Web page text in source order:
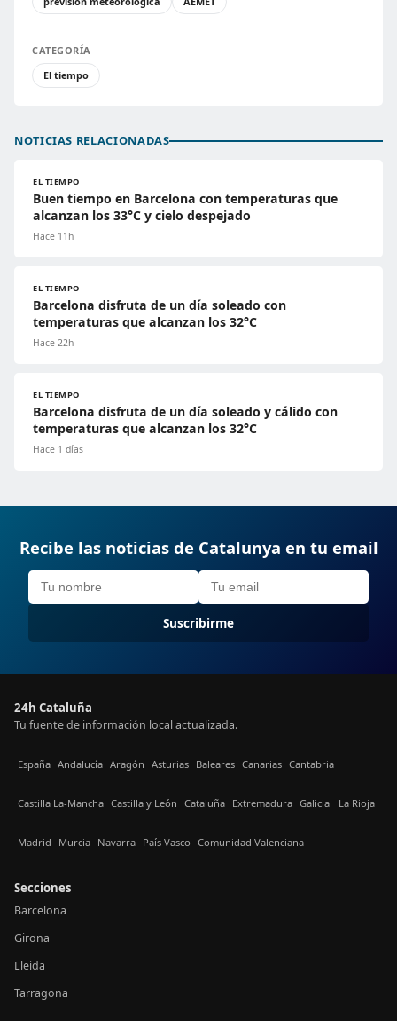
CATEGORÍA
El tiempo
NOTICIAS RELACIONADAS
EL TIEMPO
Buen tiempo en Barcelona con temperaturas que
alcanzan los 33°C y cielo despejado
Hace 11h
EL TIEMPO
Barcelona disfruta de un día soleado con
temperaturas que alcanzan los 32°C
Hace 22h
EL TIEMPO
Barcelona disfruta de un día soleado y cálido con
temperaturas que alcanzan los 32°C
Hace 1 días
Recibe las noticias de Catalunya en tu email
Suscribirme
24h Cataluña
Tu fuente de información local actualizada.
España Andalucía Aragón Asturias Baleares Canarias Cantabria
Castilla La-Mancha Castilla y León Cataluña Extremadura Galicia La Rioja
Madrid Murcia Navarra País Vasco Comunidad Valenciana
Secciones
Barcelona
Girona
Lleida
Tarragona